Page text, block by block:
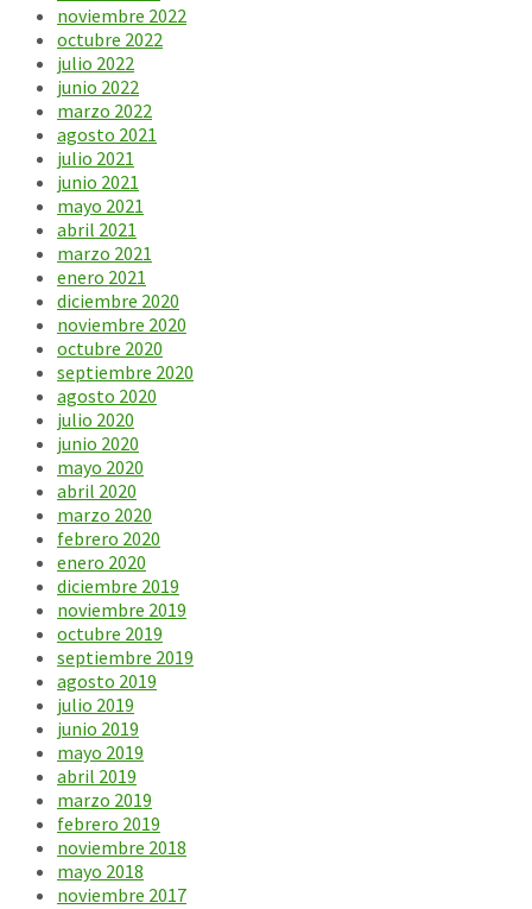
noviembre 2022
octubre 2022
julio 2022
junio 2022
marzo 2022
agosto 2021
julio 2021
junio 2021
mayo 2021
abril 2021
marzo 2021
enero 2021
diciembre 2020
noviembre 2020
octubre 2020
septiembre 2020
agosto 2020
julio 2020
junio 2020
mayo 2020
abril 2020
marzo 2020
febrero 2020
enero 2020
diciembre 2019
noviembre 2019
octubre 2019
septiembre 2019
agosto 2019
julio 2019
junio 2019
mayo 2019
abril 2019
marzo 2019
febrero 2019
noviembre 2018
mayo 2018
noviembre 2017